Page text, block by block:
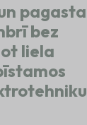
pagasta
bez
liela